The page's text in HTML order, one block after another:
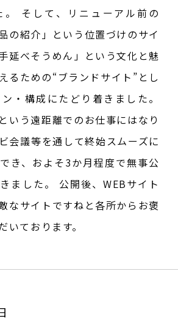
。 そして、リニューアル前の
の紹介」という位置づけのサイ
延べそうめん」という文化と魅
るための“ブランドサイト”とし
・構成にたどり着きました。
いう遠距離でのお仕事にはなり
会議等を通して終始スムーズに
き、およそ3か月程度で無事公
ました。 公開後、WEBサイト
なサイトですねと各所からお褒
いております。